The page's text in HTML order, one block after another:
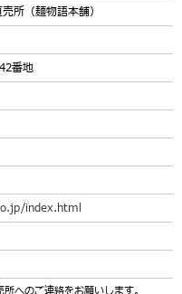
所（麺物語本舗）
番地
index.html
へのご連絡をお願いします。